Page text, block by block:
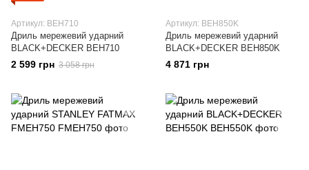
Артикул: BEH710
Дриль мережевий ударний
BLACK+DECKER BEH710
2 599 грн 3 058 грн
Артикул: BEH850K
Дриль мережевий ударний
BLACK+DECKER BEH850K
4 871 грн